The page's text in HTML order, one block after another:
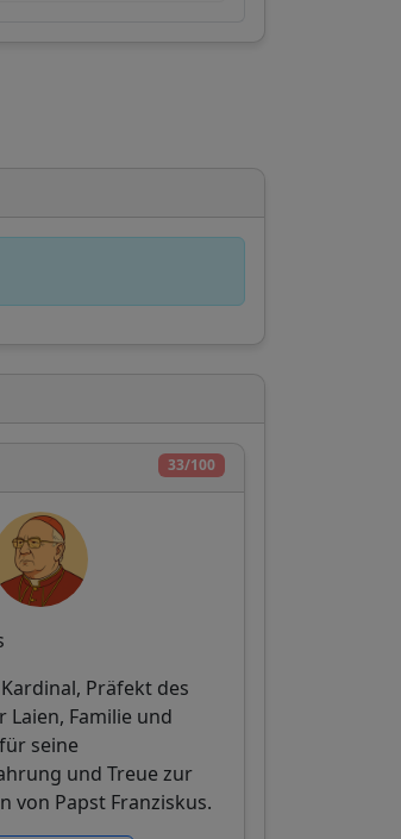
33/100
Präfekt des
Familie und
seine
und Treue zur
von Papst Franziskus.